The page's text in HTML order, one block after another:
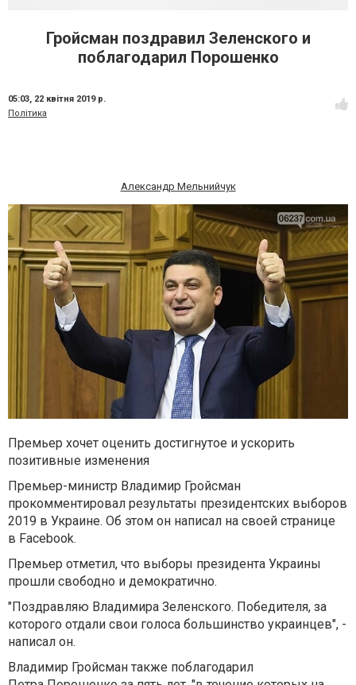
Гройсман поздравил Зеленского и
поблагодарил Порошенко
05:03, 22 квітня 2019 р.
Політика
Александр Мельнийчук
Премьер хочет оценить достигнутое и ускорить
позитивные изменения
Премьер-министр Владимир Гройсман
прокомментировал результаты президентских выборов
2019 в Украине. Об этом он написал на своей странице
в Facebook.
Премьер отметил, что выборы президента Украины
прошли свободно и демократично.
"Поздравляю Владимира Зеленского. Победителя, за
которого отдали свои голоса большинство украинцев", -
написал он.
Владимир Гройсман также поблагодарил